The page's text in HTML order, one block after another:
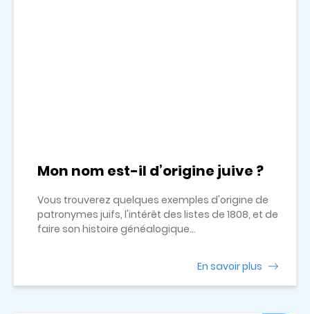
Mon nom est-il d’origine juive ?
Vous trouverez quelques exemples d'origine de
patronymes juifs, l'intérêt des listes de 1808, et de
faire son histoire généalogique...
En savoir plus